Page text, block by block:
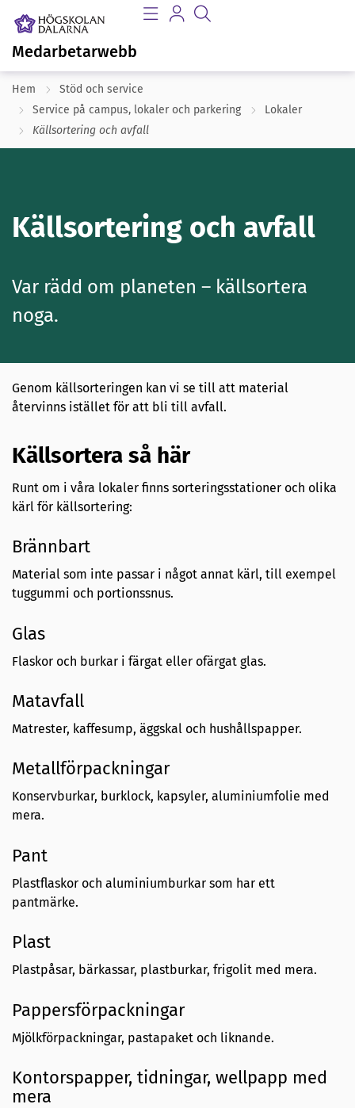
Medarbetarwebb
Hem
Stöd och service
Service på campus, lokaler och parkering
Lokaler
Källsortering och avfall
Källsortering och avfall
Var rädd om planeten – källsortera
noga.
Genom källsorteringen kan vi se till att material
återvinns istället för att bli till avfall.
Källsortera så här
Runt om i våra lokaler finns sorteringsstationer och olika
kärl för källsortering:
Brännbart
Material som inte passar i något annat kärl, till exempel
tuggummi och portionssnus.
Glas
Flaskor och burkar i färgat eller ofärgat glas.
Matavfall
Matrester, kaffesump, äggskal och hushållspapper.
Metallförpackningar
Konservburkar, burklock, kapsyler, aluminiumfolie med
mera.
Pant
Plastflaskor och aluminiumburkar som har ett
pantmärke.
Plast
Plastpåsar, bärkassar, plastburkar, frigolit med mera.
Pappersförpackningar
Mjölkförpackningar, pastapaket och liknande.
Kontorspapper, tidningar, wellpapp med
mera